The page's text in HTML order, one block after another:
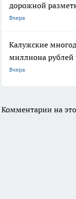
дорожной
Вчера
Калужские
миллиона рублей
Вчера
Комментарии на